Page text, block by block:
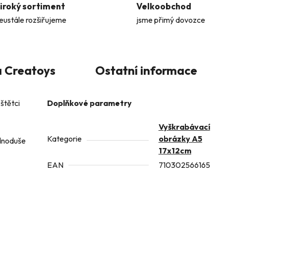
sortiment
rozšiřujeme
Velkoobchod
jsme přimý dovozce
Creatoys Ostatní informace
štětci
Doplňkové parametry
Kategorie
Vyškrabávací
obrázky A5
17x12cm
EAN
710302566165